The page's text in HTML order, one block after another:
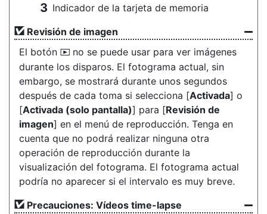
Indicador de la tarjeta de memoria
Revisión de imagen
El botón K no se puede usar para ver imágenes
durante los disparos. El fotograma actual, sin
embargo, se mostrará durante unos segundos
después de cada toma si selecciona [Activada] o
[Activada (solo pantalla)] para [Revisión de
imagen] en el menú de reproducción. Tenga en
cuenta que no podrá realizar ninguna otra
operación de reproducción durante la
visualización del fotograma. El fotograma actual
podría no aparecer si el intervalo es muy breve.
Precauciones: Vídeos time-lapse